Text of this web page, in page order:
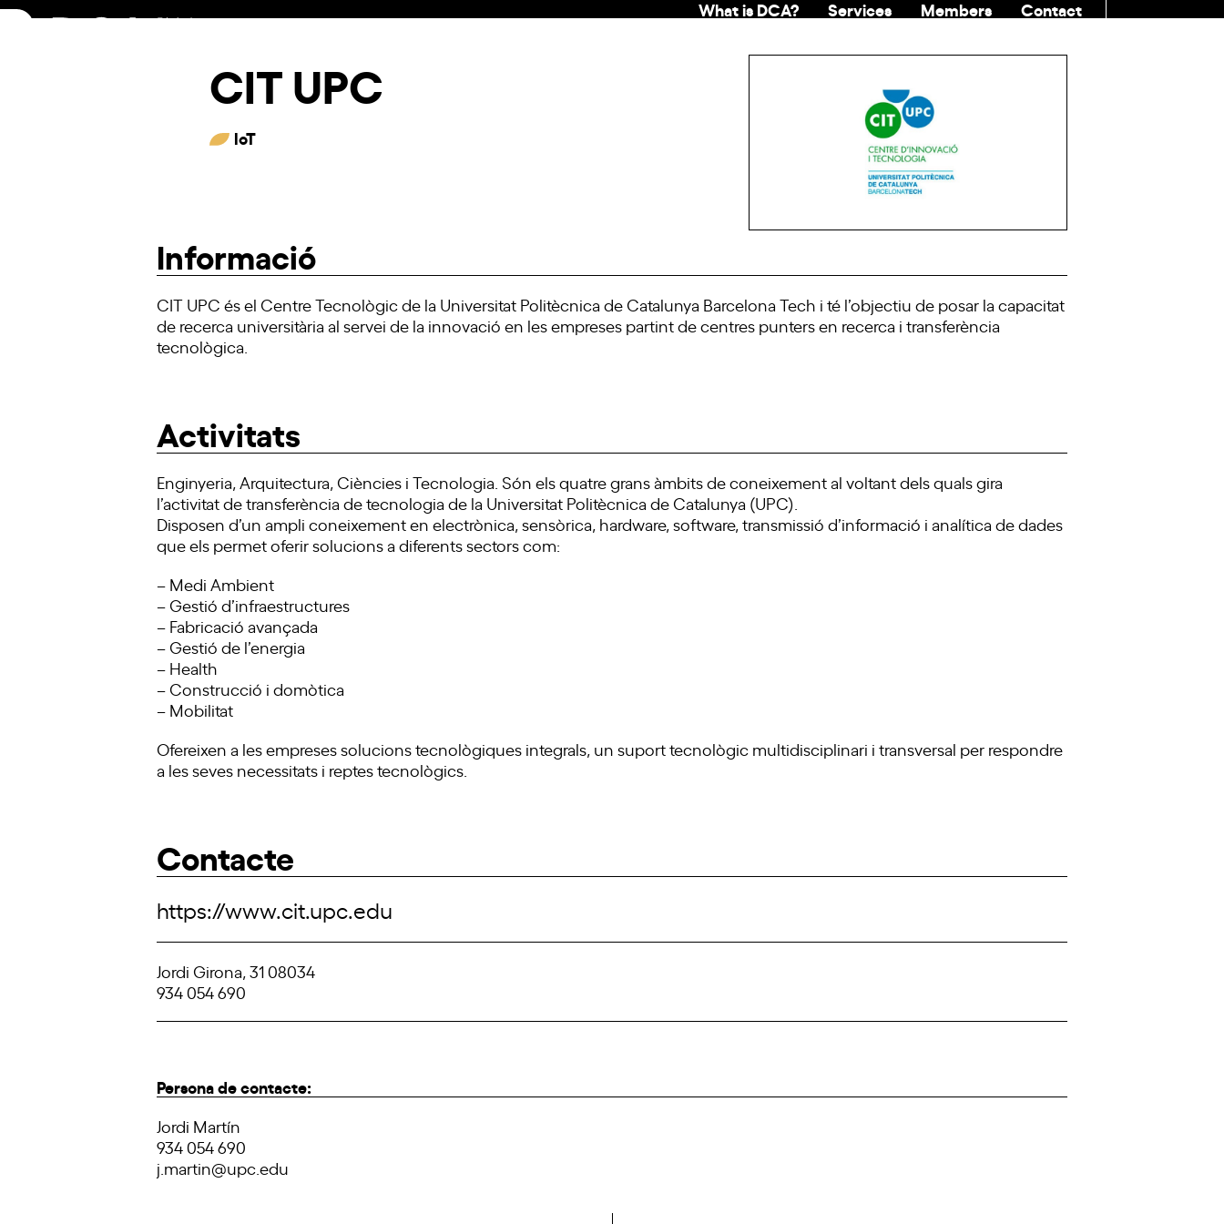
Skip
What is DCA? Services Members
Contact
CIT UPC
IoT
Informació
CIT UPC és el Centre Tecnològic de la Universitat Politècnica de Catalunya Barcelona Tech i té l’objectiu de posar la capacitat
de recerca universitària al servei de la innovació en les empreses partint de centres punters en recerca i transferència
tecnològica.
Activitats
Enginyeria, Arquitectura, Ciències i Tecnologia. Són els quatre grans àmbits de coneixement al voltant dels quals gira
l’activitat de transferència de tecnologia de la Universitat Politècnica de Catalunya (UPC).
Disposen d’un ampli coneixement en electrònica, sensòrica, hardware, software, transmissió d’informació i analítica de dades
que els permet oferir solucions a diferents sectors com:
– Medi Ambient
– Gestió d’infraestructures
– Fabricació avançada
– Gestió de l’energia
– Health
– Construcció i domòtica
– Mobilitat
Ofereixen a les empreses solucions tecnològiques integrals, un suport tecnològic multidisciplinari i transversal per respondre
a les seves necessitats i reptes tecnològics.
Contacte
https://www.cit.upc.edu
Jordi Girona, 31 08034
934 054 690
Persona de contacte:
Jordi Martín
934 054 690
j.martin@upc.edu